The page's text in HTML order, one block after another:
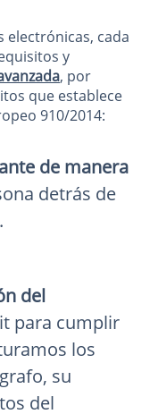
electrónicas, cada
y
, por
que establece
910/2014:
de manera
detrás de
del
para cumplir
los
su
del